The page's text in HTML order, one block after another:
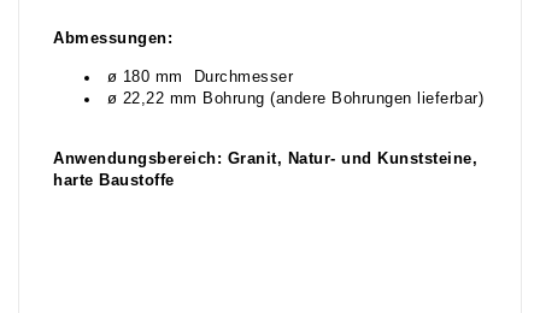
Abmessungen:
ø 180 mm Durchmesser
ø 22,22 mm Bohrung (andere Bohrungen lieferbar)
Anwendungsbereich: Granit, Natur- und Kunststeine,
harte Baustoffe